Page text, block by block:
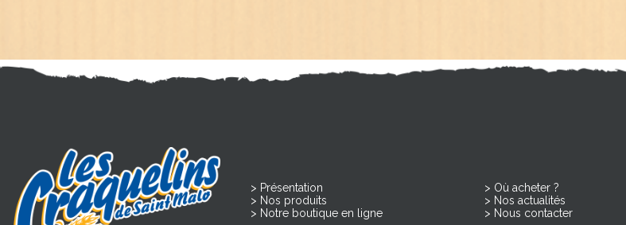
Présentation
Nos produits
Notre boutique en ligne
Où acheter ?
Nos actualités
Nous contacter